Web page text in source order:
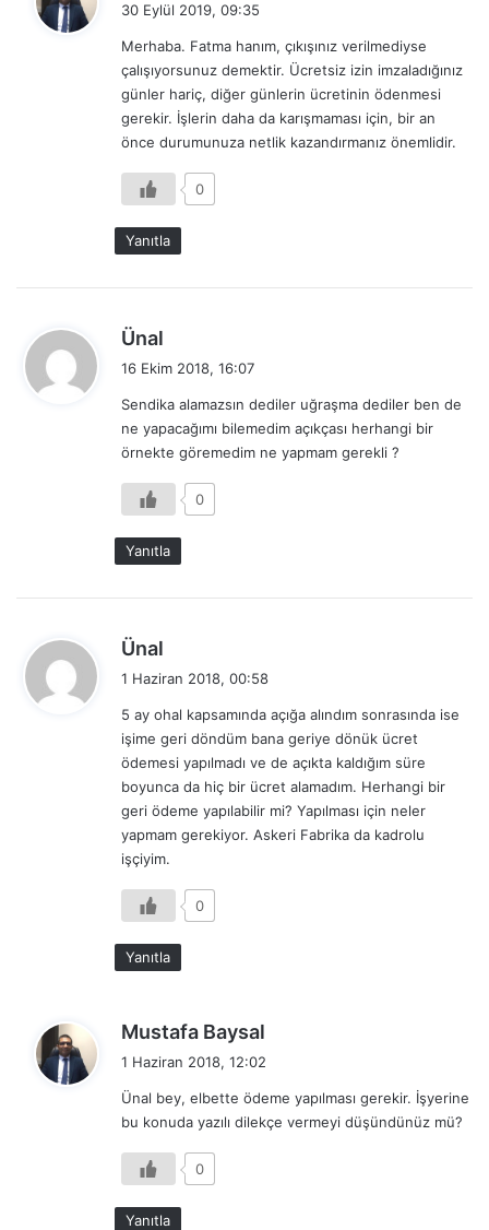
i
k
i
:
30 Eylül 2019, 09:35
Merhaba. Fatma hanım, çıkışınız verilmediyse
çalışıyorsunuz demektir. Ücretsiz izin imzaladığınız
günler hariç, diğer günlerin ücretinin ödenmesi
gerekir. İşlerin daha da karışmaması için, bir an
önce durumunuza netlik kazandırmanız önemlidir.
0
Yanıtla
Ünal
i
k
i
:
16 Ekim 2018, 16:07
Sendika alamazsın dediler uğraşma dediler ben de
ne yapacağımı bilemedim açıkçası herhangi bir
örnekte göremedim ne yapmam gerekli ?
0
Yanıtla
Ünal
i
k
i
:
1 Haziran 2018, 00:58
5 ay ohal kapsamında açığa alındım sonrasında ise
işime geri döndüm bana geriye dönük ücret
ödemesi yapılmadı ve de açıkta kaldığım süre
boyunca da hiç bir ücret alamadım. Herhangi bir
geri ödeme yapılabilir mi? Yapılması için neler
yapmam gerekiyor. Askeri Fabrika da kadrolu
işçiyim.
0
Yanıtla
Mustafa Baysal
i
k
1 Haziran 2018, 12:02
Ünal bey, elbette ödeme yapılması gerekir. İşyerine
bu konuda yazılı dilekçe vermeyi düşündünüz mü?
0
Yanıtla